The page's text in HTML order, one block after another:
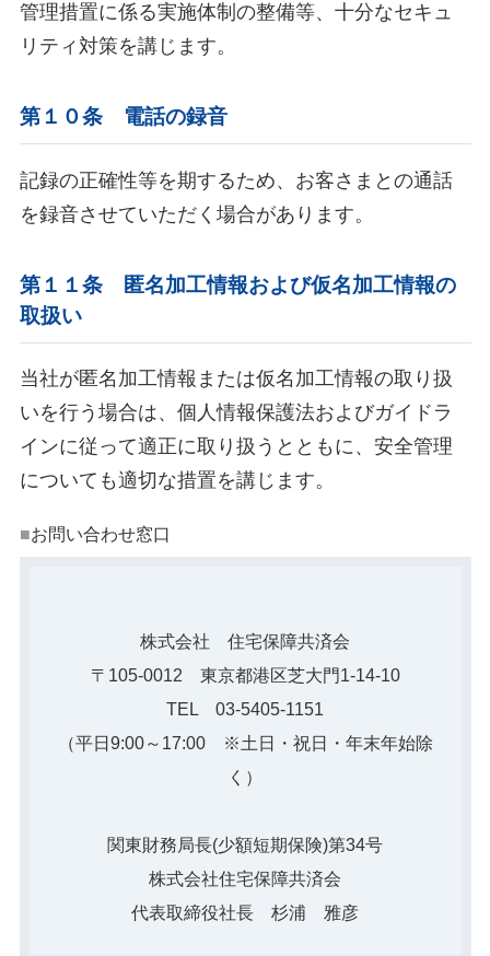
管理措置に係る実施体制の整備等、十分なセキュ
リティ対策を講じます。
第１０条 電話の録音
記録の正確性等を期するため、お客さまとの通話
を録音させていただく場合があります。
第１１条 匿名加工情報および仮名加工情報の
取扱い
当社が匿名加工情報または仮名加工情報の取り扱
いを行う場合は、個人情報保護法およびガイドラ
インに従って適正に取り扱うとともに、安全管理
についても適切な措置を講じます。
■お問い合わせ窓口
株式会社 住宅保障共済会
〒105-0012 東京都港区芝大門1-14-10
TEL 03-5405-1151
（平日9:00～17:00 ※土日・祝日・年末年始除
く）
関東財務局長(少額短期保険)第34号
株式会社住宅保障共済会
代表取締役社長 杉浦 雅彦